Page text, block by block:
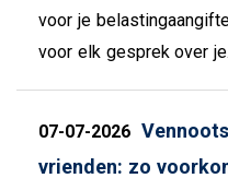
voor je
voor elk gesprek over
07-07-2026
vrienden: zo